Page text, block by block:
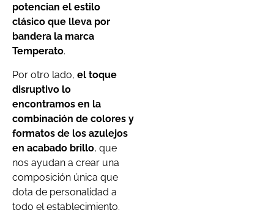
potencian el estilo
clásico que lleva por
bandera la marca
Temperato.
Por otro lado, el toque
disruptivo lo
encontramos en la
combinación de colores y
formatos de los azulejos
en acabado brillo, que
nos ayudan a crear una
composición única que
dota de personalidad a
todo el establecimiento.